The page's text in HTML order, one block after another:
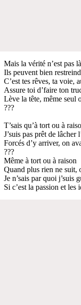
Mais la vérité n’est pas là
Ils peuvent bien
C’est tes rêves, ta voie,
Assure toi d’faire ton
Lève la tête, même seul
???
T’sais qu’à tort ou à
J’suis pas prêt de lâcher
Forcés d’y arriver, on
???
Même à tort ou à raison
Quand plus rien ne suit,
Je n’sais par quoi j’suis
Si c’est la passion et les